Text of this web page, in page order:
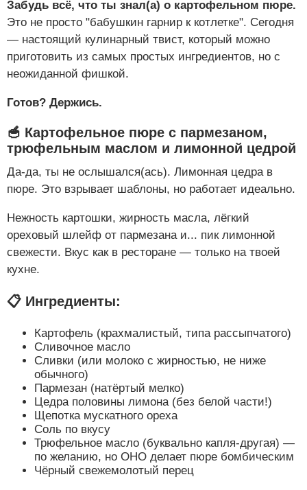
Забудь всё, что ты знал(а) о картофельном пюре.
Это не просто "бабушкин гарнир к котлетке". Сегодня
— настоящий кулинарный твист, который можно
приготовить из самых простых ингредиентов, но с
неожиданной фишкой.
Готов? Держись.
🥣 Картофельное пюре с пармезаном,
трюфельным маслом и лимонной цедрой
Да-да, ты не ослышался(ась). Лимонная цедра в
пюре. Это взрывает шаблоны, но работает идеально.
Нежность картошки, жирность масла, лёгкий
ореховый шлейф от пармезана и... пик лимонной
свежести. Вкус как в ресторане — только на твоей
кухне.
📋 Ингредиенты:
Картофель (крахмалистый, типа рассыпчатого)
Сливочное масло
Сливки (или молоко с жирностью, не ниже
обычного)
Пармезан (натёртый мелко)
Цедра половины лимона (без белой части!)
Щепотка мускатного ореха
Соль по вкусу
Трюфельное масло (буквально капля-другая) —
по желанию, но ОНО делает пюре бомбическим
Чёрный свежемолотый перец